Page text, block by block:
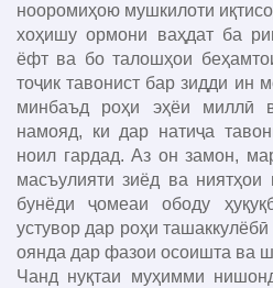
нооромиҳою мушкилоти
хоҳишу ормони ваҳдат ба
ёфт ва бо талошҳои
тоҷик тавонист бар зидди ин
минбаъд роҳи эҳёи миллӣ
намояд, ки дар натиҷа
ноил гардад. Аз он замон,
масъулияти зиёд ва
бунёди ҷомеаи ободу
устувор дар роҳи
оянда дар фазои осоишта ва
Чанд нуқтаи муҳимми